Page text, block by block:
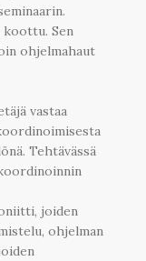
Sen
ohjelmahaut
vastaa
Tehtävässä
joiden
ohjelman